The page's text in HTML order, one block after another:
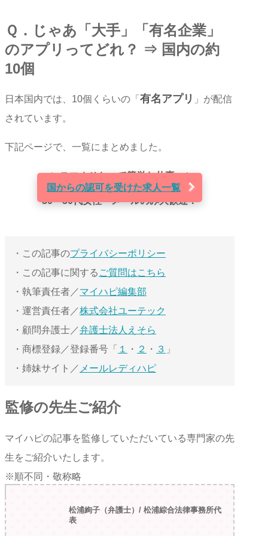
Ｑ．じゃあ「大手」「有名企業」
のアプリってどれ？ ⇒ 国内の約
10個
日本国内では、10個くらいの「 有名アプリ 」が配信
されています。
下記ページで、一覧にまとめました。
＼スマホひとつで簡単お仕事♪／
国からの認可を受けた求人一覧
30～50代女性・メールのみ大歓迎！
・この記事のプライバシーポリシー
・この記事に関する ご質問はこちら
・執筆責任者／マイハピ編集部
・運営責任者／株式会社ユーテック
・顧問弁護士／弁護士法人えそら
・商標登録／登録番号「 １ ・ ２ ・ ３ 」
・姉妹サイト／ メールレディハピ
監修の先生ご紹介
マイハピの記事を監修していただいている専門家の先
生をご紹介いたします。
※順不同・敬称略
松浦絢子（弁護士）/ 松浦綜合法律事務所代
表